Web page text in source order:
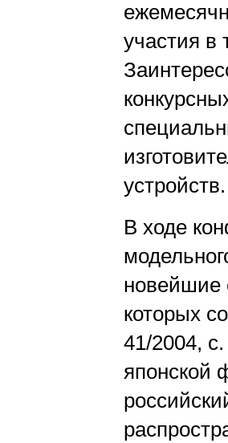
участия в
устройств.
В ходе
новейшие
которых
41/2004,
японской